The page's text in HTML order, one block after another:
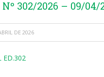
302/2026 – 09/04/
DE 2026
ED.302